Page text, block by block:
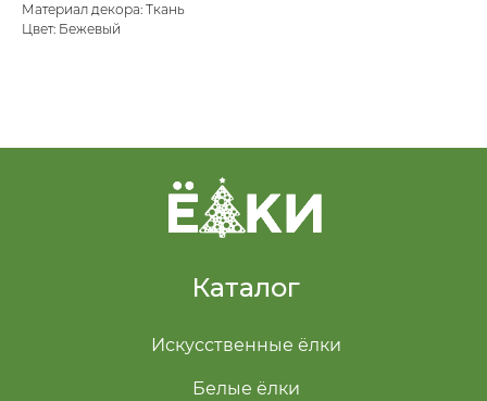
Материал декора: Ткань
Цвет: Бежевый
Каталог
Искусственные ёлки
Белые ёлки